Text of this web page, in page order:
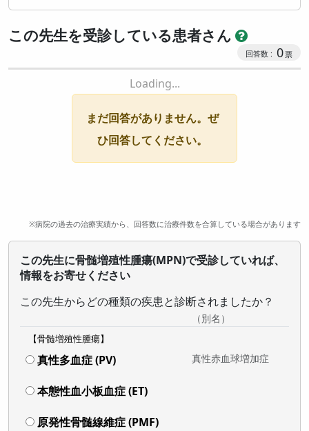
この先生を受診している患者さん
0
Loading...
※病院の過去の治療実績から、回答数に治療件数を合算している場合があります
まだ回答がありません。ぜ
ひ回答してください。
この先生に骨髄増殖性腫瘍(MPN)で受診していれば、
情報をお寄せください
この先生からどの種類の疾患と診断されましたか？
（別名）
【骨髄増殖性腫瘍】
真性多血症 (PV) 真性赤血球増加症
本態性血小板血症 (ET)
原発性骨髄線維症 (PMF)